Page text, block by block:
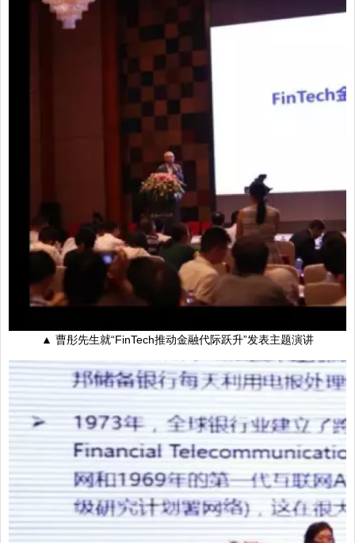
▲ 曹彤先生就“FinTech推动金融代际跃升”发表主题演讲